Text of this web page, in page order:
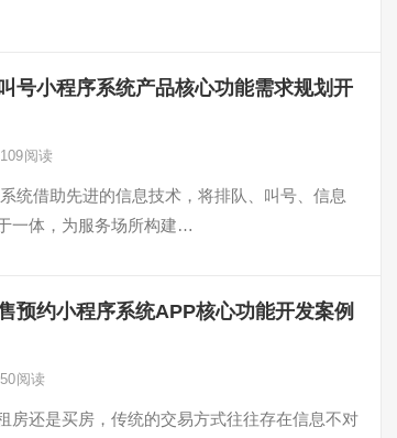
号小程序系统产品核心功能需求规划开
109阅读
统借助先进的信息技术，将排队、叫号、信息
一体，为服务场所构建…
预约小程序系统APP核心功能开发案例
50阅读
房还是买房，传统的交易方式往往存在信息不对